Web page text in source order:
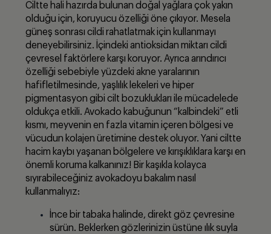
Ciltte hali hazırda bulunan doğal yağlara çok yakın
olduğu için, koruyucu özelliği öne çıkıyor. Mesela
güneş sonrası cildi rahatlatmak için kullanmayı
deneyebilirsiniz. İçindeki antioksidan miktarı cildi
çevresel faktörlere karşı koruyor. Ayrıca arındırıcı
özelliği sebebiyle yüzdeki akne yaralarının
hafifletilmesinde, yaşlılık lekeleri ve hiper
pigmentasyon gibi cilt bozuklukları ile mücadelede
oldukça etkili. Avokado kabuğunun “kalbindeki” etli
kısmı, meyvenin en fazla vitamin içeren bölgesi ve
vücudun kolajen üretimine destek oluyor. Yani ciltte
hacim kaybı yaşanan bölgelere ve kırışıklıklara karşı en
önemli koruma kalkanınız! Bir kaşıkla kolayca
sıyırabileceğiniz avokadoyu bakalım nasıl
kullanmalıyız:
İnce bir tabaka halinde, direkt göz çevresine
sürün. Beklerken gözlerinizin üstüne ılık suyla